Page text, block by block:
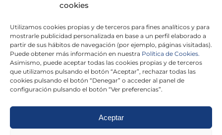
cookies
Utilizamos cookies propias y de terceros para fines analíticos y para
mostrarle publicidad personalizada en base a un perfil elaborado a
partir de sus hábitos de navegación (por ejemplo, páginas visitadas).
Puede obtener más información en nuestra Política de Cookies.
Asimismo, puede aceptar todas las cookies propias y de terceros
que utilizamos pulsando el botón “Aceptar”, rechazar todas las
cookies pulsando el botón “Denegar” o acceder al panel de
configuración pulsando el botón “Ver preferencias”.
Aceptar
He leído y acepto laPolítica de Privacidad